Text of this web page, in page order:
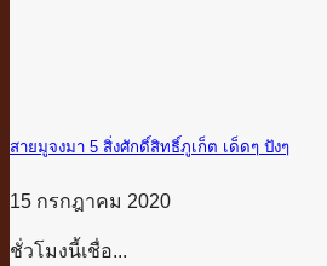
สายมูจงมา 5 สิ่งศักดิ์สิทธิ์ภูเก็ต เด็ดๆ ปังๆ
15 กรกฎาคม 2020
ชั่วโมงนี้เชื่อ...